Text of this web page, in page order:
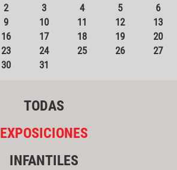
2 3 4 5
6
9 10 11 12
13
16 17 18 19
20
23 24 25 26
27
30 31
TODAS
EXPOSICIONES
INFANTILES